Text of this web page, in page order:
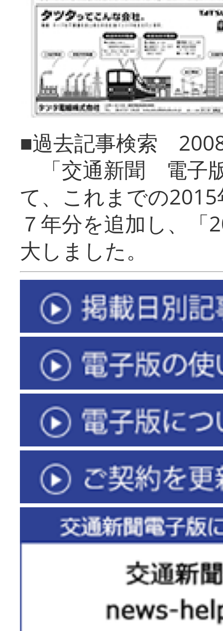
■過去記事検索
「交通新聞 電子
て、これまでの
７年分を追加し、「
大しまし